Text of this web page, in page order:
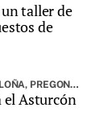
taller de
de
IVÁN ALLENDE, ALCALDE DE PILOÑA, PREGONARÁ LA FIESTA
el Asturcón